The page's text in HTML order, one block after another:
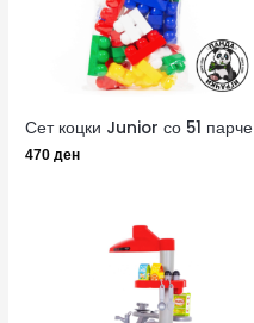
Сет коцки Junior со 51 парче
470ден